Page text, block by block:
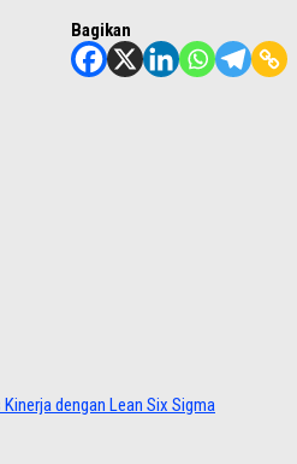
Bagikan
dengan Lean Six Sigma